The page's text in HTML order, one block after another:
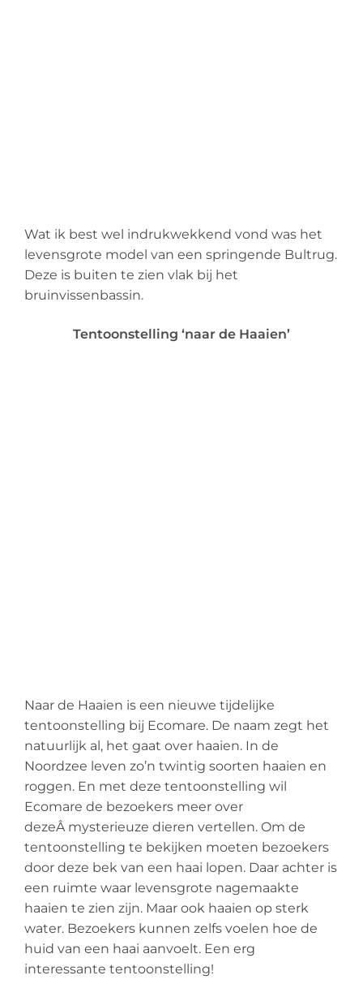
Wat ik best wel indrukwekkend vond was het
levensgrote model van een springende Bultrug.
Deze is buiten te zien vlak bij het
bruinvissenbassin.
Tentoonstelling ‘naar de Haaien’
Naar de Haaien is een nieuwe tijdelijke
tentoonstelling bij Ecomare. De naam zegt het
natuurlijk al, het gaat over haaien. In de
Noordzee leven zo’n twintig soorten haaien en
roggen. En met deze tentoonstelling wil
Ecomare de bezoekers meer over
dezeÂ mysterieuze dieren vertellen. Om de
tentoonstelling te bekijken moeten bezoekers
door deze bek van een haai lopen. Daar achter is
een ruimte waar levensgrote nagemaakte
haaien te zien zijn. Maar ook haaien op sterk
water. Bezoekers kunnen zelfs voelen hoe de
huid van een haai aanvoelt. Een erg
interessante tentoonstelling!